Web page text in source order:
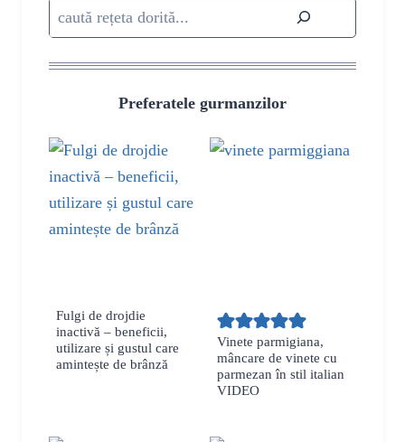
Preferatele gurmanzilor
Fulgi de drojdie
inactivă – beneficii,
utilizare și gustul care
amintește de brânză
Vinete parmigiana,
mâncare de vinete cu
parmezan în stil italian
VIDEO